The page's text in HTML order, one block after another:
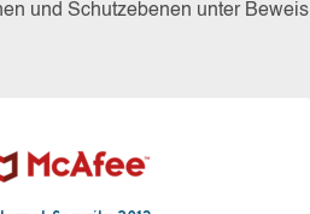
und Schutzebenen unter Beweis